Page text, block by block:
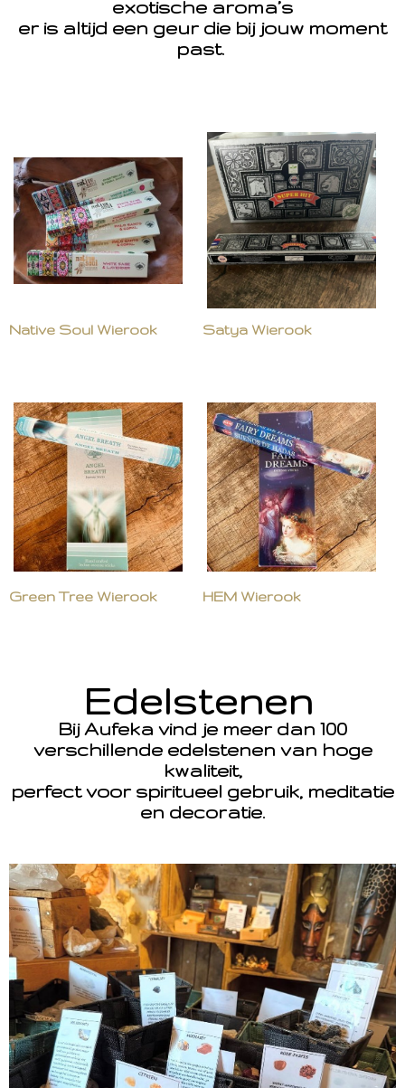
exotische aroma’s
er is altijd een geur die bij jouw moment
past.
Native Soul Wierook Satya Wierook
Green Tree Wierook HEM Wierook
Edelstenen
Bij Aufeka vind je meer dan 100
verschillende edelstenen van hoge
kwaliteit,
perfect voor spiritueel gebruik, meditatie
en decoratie.